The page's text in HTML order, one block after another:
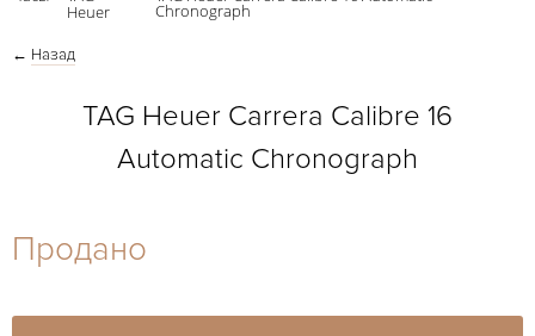
27-44
Heuer Chronograph
← Назад
TAG Heuer Carrera Calibre 16
Automatic Chronograph
Продано